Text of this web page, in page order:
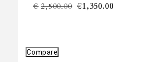
€ 2,500.00 Original
€1,350.00Η
Compare